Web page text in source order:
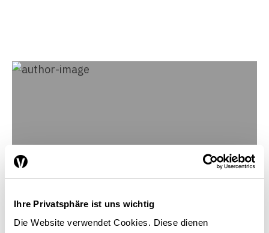
Ihre Privatsphäre ist uns wichtig
Die Website verwendet Cookies. Diese dienen